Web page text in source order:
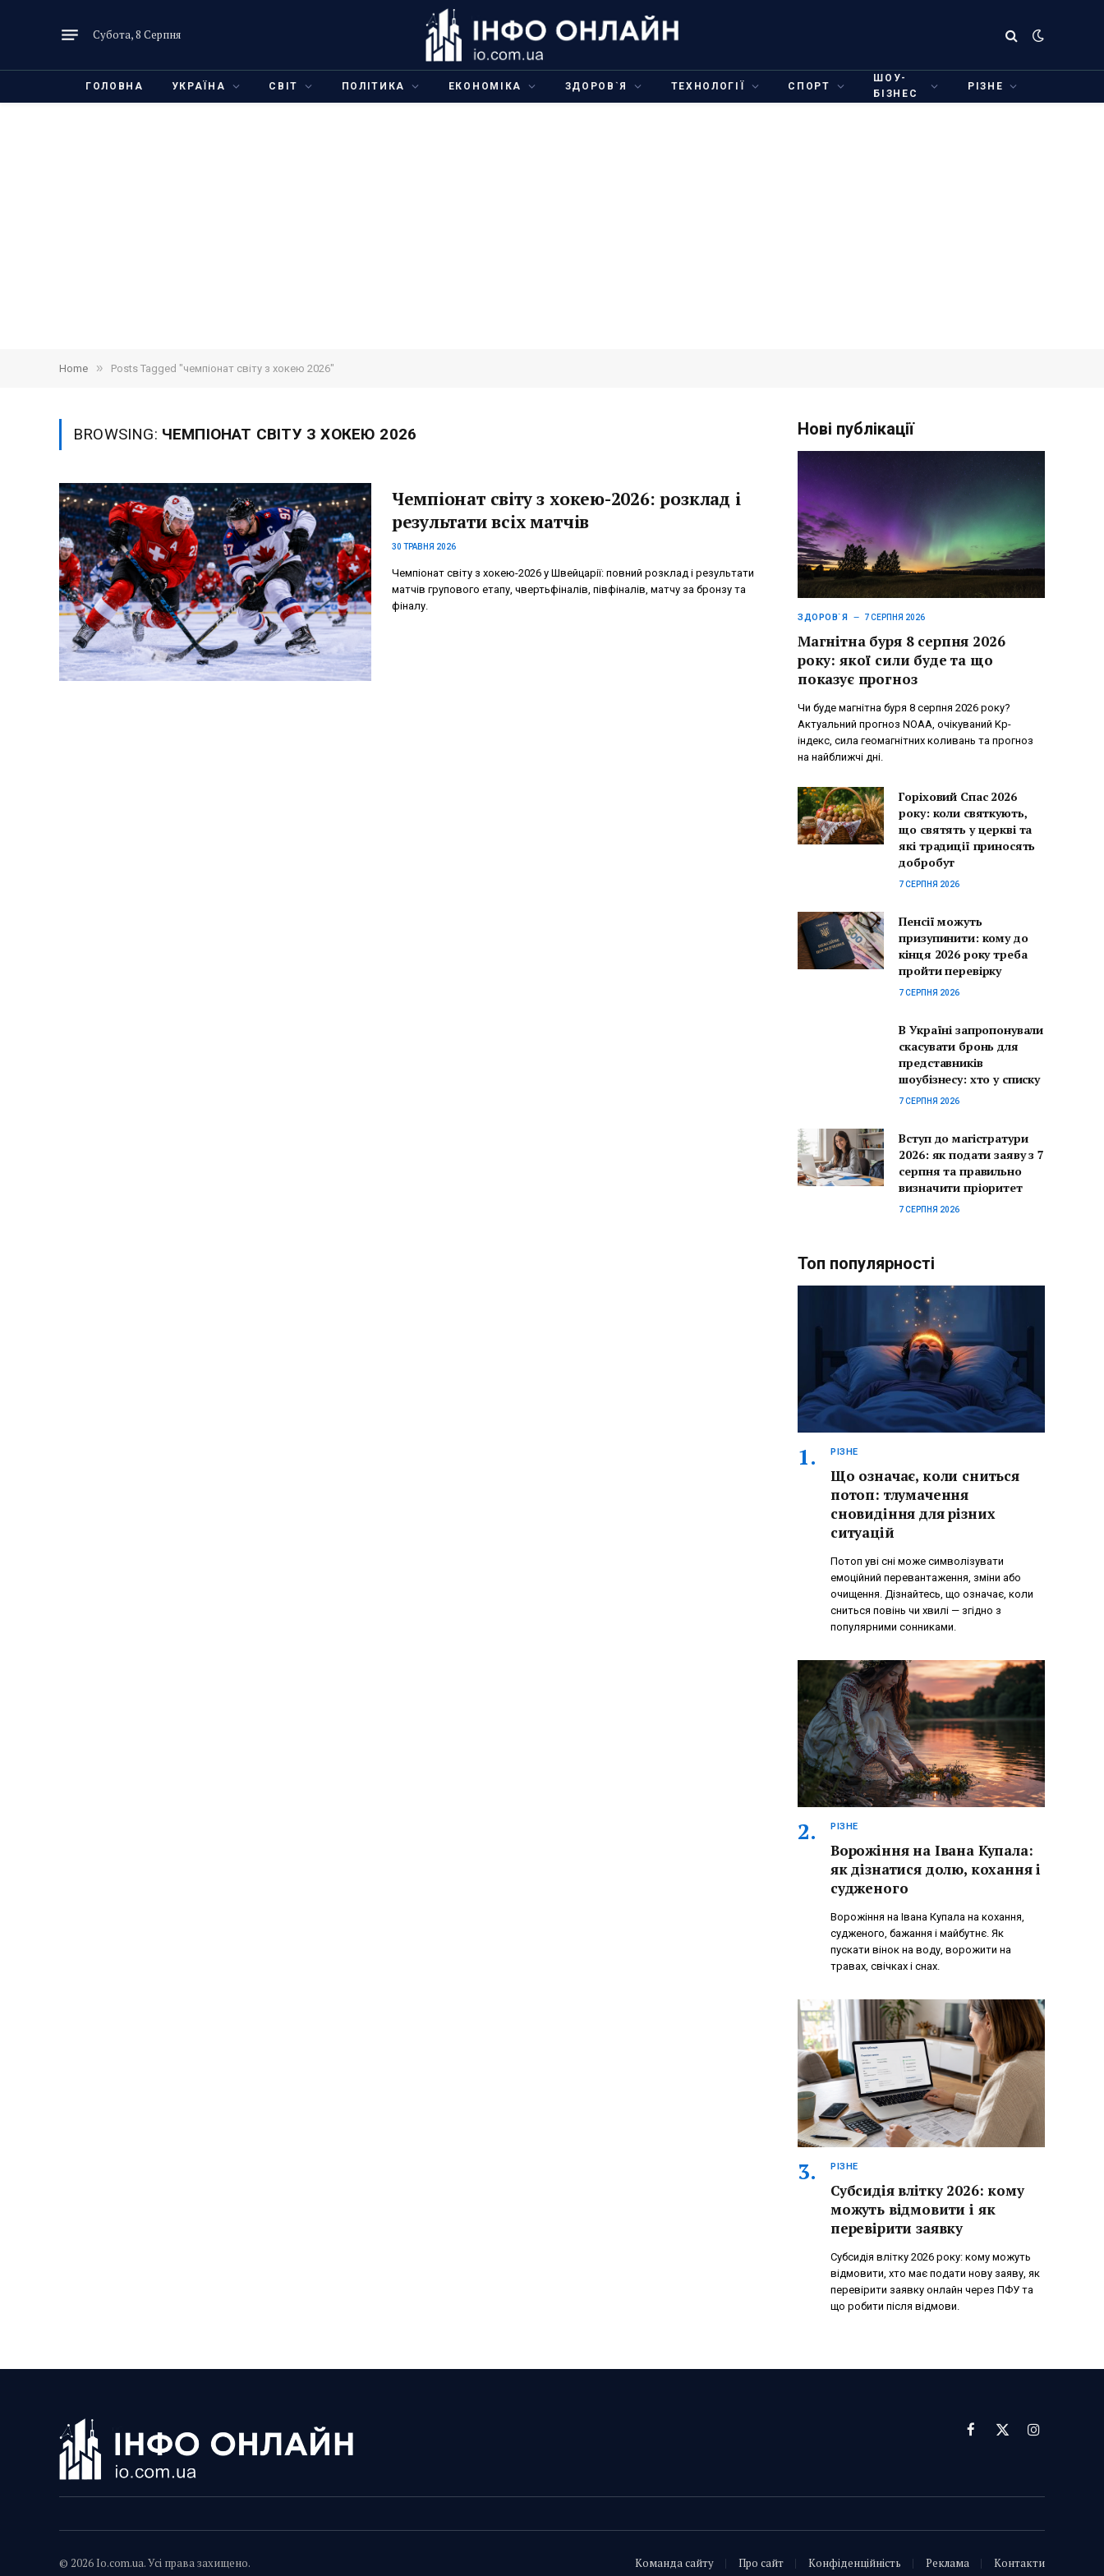
Субота, 8 Серпня
ГОЛОВНА УКРАЇНА СВІТ ПОЛІТИКА ЕКОНОМІКА ЗДОРОВ`Я ТЕХНОЛОГІЇ СПОРТ
ШОУ-
БІЗНЕС
РІЗНЕ
Home » Posts Tagged "чемпіонат світу з хокею 2026"
BROWSING: ЧЕМПІОНАТ СВІТУ З ХОКЕЮ 2026
Чемпіонат світу з хокею-2026: розклад і
результати всіх матчів
30 ТРАВНЯ 2026
Чемпіонат світу з хокею-2026 у Швейцарії: повний розклад і результати
матчів групового етапу, чвертьфіналів, півфіналів, матчу за бронзу та
фіналу.
Нові публікації
ЗДОРОВ`Я 7 СЕРПНЯ 2026
Магнітна буря 8 серпня 2026
року: якої сили буде та що
показує прогноз
Чи буде магнітна буря 8 серпня 2026 року?
Актуальний прогноз NOAA, очікуваний Kp-
індекс, сила геомагнітних коливань та прогноз
на найближчі дні.
Горіховий Спас 2026
року: коли святкують,
що святять у церкві та
які традиції приносять
добробут
7 СЕРПНЯ 2026
Пенсії можуть
призупинити: кому до
кінця 2026 року треба
пройти перевірку
7 СЕРПНЯ 2026
В Україні запропонували
скасувати бронь для
представників
шоубізнесу: хто у списку
7 СЕРПНЯ 2026
Вступ до магістратури
2026: як подати заяву з 7
серпня та правильно
визначити пріоритет
7 СЕРПНЯ 2026
Топ популярності
РІЗНЕ
Що означає, коли сниться
потоп: тлумачення
сновидіння для різних
ситуацій
Потоп уві сні може символізувати
емоційний перевантаження, зміни або
очищення. Дізнайтесь, що означає, коли
сниться повінь чи хвилі — згідно з
популярними сонниками.
РІЗНЕ
Ворожіння на Івана Купала:
як дізнатися долю, кохання і
судженого
Ворожіння на Івана Купала на кохання,
судженого, бажання і майбутнє. Як
пускати вінок на воду, ворожити на
травах, свічках і снах.
РІЗНЕ
Субсидія влітку 2026: кому
можуть відмовити і як
перевірити заявку
Субсидія влітку 2026 року: кому можуть
відмовити, хто має подати нову заяву, як
перевірити заявку онлайн через ПФУ та
що робити після відмови.
Facebook
X
Instagram
© 2026 Io.com.ua. Усі права захищено. Команда сайту Про сайт Конфіденційність Реклама Контакти